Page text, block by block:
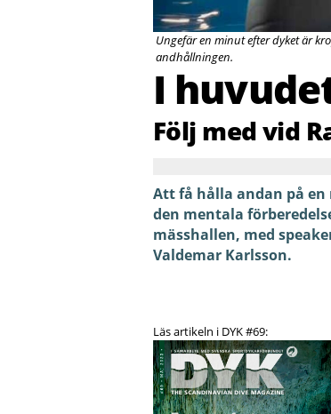
Ungefär en minut efter dyket är
andhållningen.
I
Följ med vid
Att få hålla andan på
den mentala
mässhallen, med
Valdemar Karlsson.
Läs artikeln i DYK #69: